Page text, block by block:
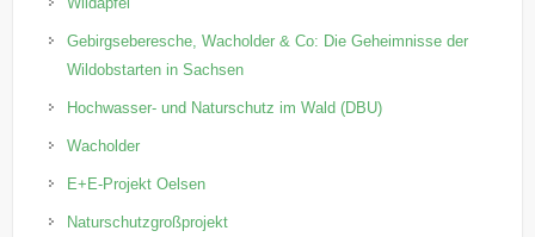
Gebirgseberesche, Wacholder & Co: Die Geheimnisse der
Wildobstarten in Sachsen
Hochwasser- und Naturschutz im Wald (DBU)
Wacholder
E+E-Projekt Oelsen
Naturschutzgroßprojekt